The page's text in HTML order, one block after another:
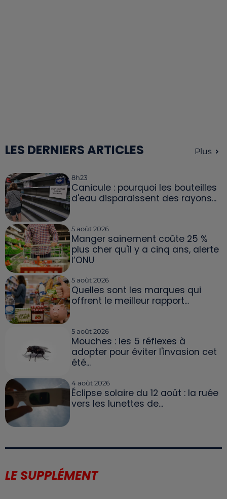
LES DERNIERS ARTICLES Plus
8h23
Canicule : pourquoi les bouteilles
d'eau disparaissent des rayons...
5 août 2026
Manger sainement coûte 25 %
plus cher qu'il y a cinq ans, alerte
l’ONU
5 août 2026
Quelles sont les marques qui
offrent le meilleur rapport...
5 août 2026
Mouches : les 5 réflexes à
adopter pour éviter l'invasion cet
été...
4 août 2026
Éclipse solaire du 12 août : la ruée
vers les lunettes de...
LE SUPPLÉMENT